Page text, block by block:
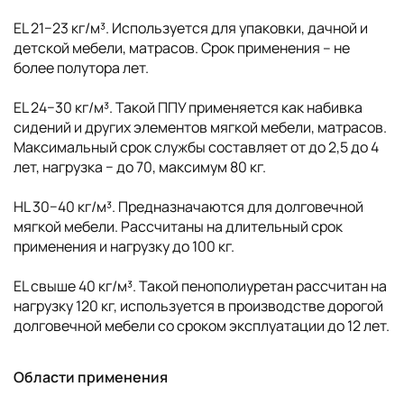
EL 21−23 кг/м³. Используется для упаковки, дачной и
детской мебели, матрасов. Срок применения – не
более полутора лет.
EL 24−30 кг/м³. Такой ППУ применяется как набивка
сидений и других элементов мягкой мебели, матрасов.
Максимальный срок службы составляет от до 2,5 до 4
лет, нагрузка − до 70, максимум 80 кг.
HL 30−40 кг/м³. Предназначаются для долговечной
мягкой мебели. Рассчитаны на длительный срок
применения и нагрузку до 100 кг.
EL свыше 40 кг/м³. Такой пенополиуретан рассчитан на
нагрузку 120 кг, используется в производстве дорогой
долговечной мебели со сроком эксплуатации до 12 лет.
Области применения